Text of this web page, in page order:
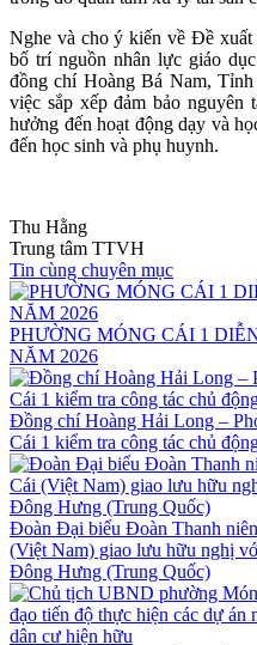
Nghe và cho ý kiến về Đề xuất
bố trí nguồn nhân lực giáo
đồng chí Hoàng Bá Nam,
việc sắp xếp đảm bảo nguyên
hưởng đến hoạt động dạy và
đến học sinh và phụ huynh.
Thu Hằng
Trung tâm TTVH
Tin cùng chuyên mục
PHƯỜNG MÓNG CÁI 1
NĂM 2026
Đồng chí Hoàng Hải Long –
Cái 1 kiểm tra công tác chủ
Đoàn Đại biểu Đoàn Thanh
(Việt Nam) giao lưu hữu nghị
Đông Hưng (Trung Quốc)